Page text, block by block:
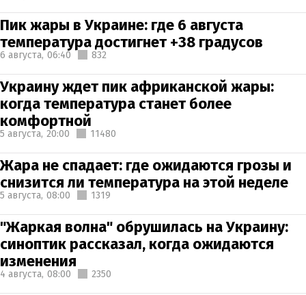
Пик жары в Украине: где 6 августа
температура достигнет +38 градусов
6 августа, 06:40 832
Украину ждет пик африканской жары:
когда температура станет более
комфортной
5 августа, 20:00 11480
Жара не спадает: где ожидаются грозы и
снизится ли температура на этой неделе
5 августа, 08:00 1319
"Жаркая волна" обрушилась на Украину:
синоптик рассказал, когда ожидаются
изменения
4 августа, 08:00 2350